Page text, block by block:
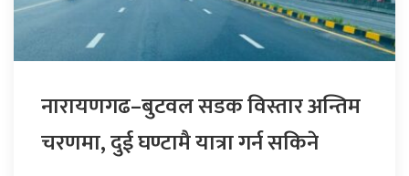
नारायणगढ–बुटवल सडक विस्तार अन्तिम
चरणमा, दुई घण्टामै यात्रा गर्न सकिने